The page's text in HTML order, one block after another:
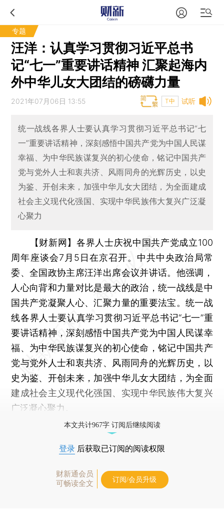
专题
汪洋：认真学习贯彻习近平总书
记“七一”重要讲话精神 汇聚起海内
外中华儿女大团结的磅礴力量
试听
2021年07月06日 13:55 T中
统一战线各界人士要认真学习贯彻习近平总书记“七
一”重要讲话精神，深刻感悟中国共产党为中国人民谋
幸福、为中华民族谋复兴的初心使命，铭记中国共产
党与党外人士和衷共济、风雨同舟的光辉历史，以史
为鉴、开创未来，加强中华儿女大团结，为全面建成
社会主义现代化强国、实现中华民族伟大复兴广泛凝
心聚力
【财新网】各界人士庆祝中国共产党成立100
周年座谈会7月5日在京召开。中共中央政治局常
委、全国政协主席汪洋出席会议并讲话。他强调，
人心向背和力量对比是最大的政治，统一战线是中
国共产党凝聚人心、汇聚力量的重要法宝。统一战
线各界人士要认真学习贯彻习近平总书记“七一”重
要讲话精神，深刻感悟中国共产党为中国人民谋幸
福、为中华民族谋复兴的初心使命，铭记中国共产
党与党外人士和衷共济、风雨同舟的光辉历史，以
史为鉴、开创未来，加强中华儿女大团结，为全面
建成社会主义现代化强国、实现中华民族伟大复兴
广泛凝心聚力。
本文共计967字 订阅后继续阅读
登录 后获取已订阅的阅读权限
财新通会员
可畅读全文
订阅/会员升级